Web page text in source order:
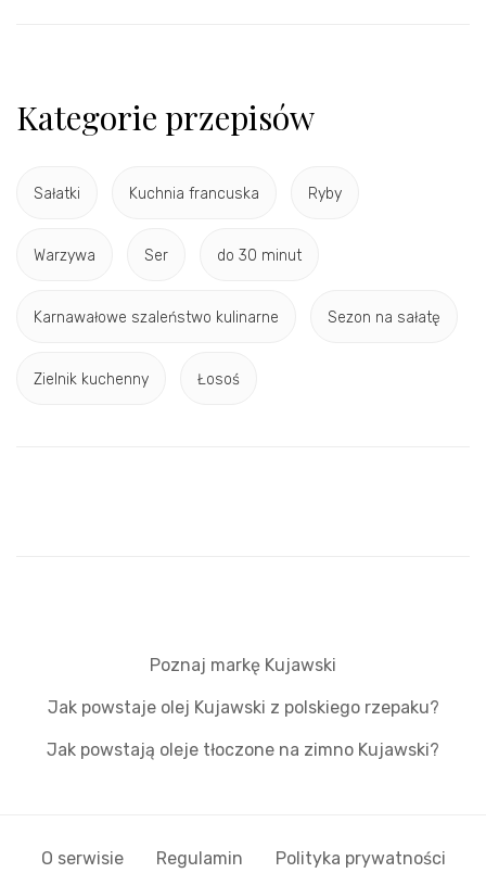
Kategorie przepisów
Sałatki Kuchnia francuska Ryby
Warzywa Ser do 30 minut
Karnawałowe szaleństwo kulinarne Sezon na sałatę
Zielnik kuchenny Łosoś
Poznaj markę Kujawski
Jak powstaje olej Kujawski z polskiego rzepaku?
Jak powstają oleje tłoczone na zimno Kujawski?
O serwisie Regulamin Polityka prywatności